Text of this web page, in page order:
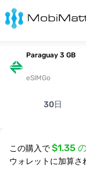
Paraguay 3 GB
eSIMGo
30日
この購入で$1.35
ウォレットに加算さ